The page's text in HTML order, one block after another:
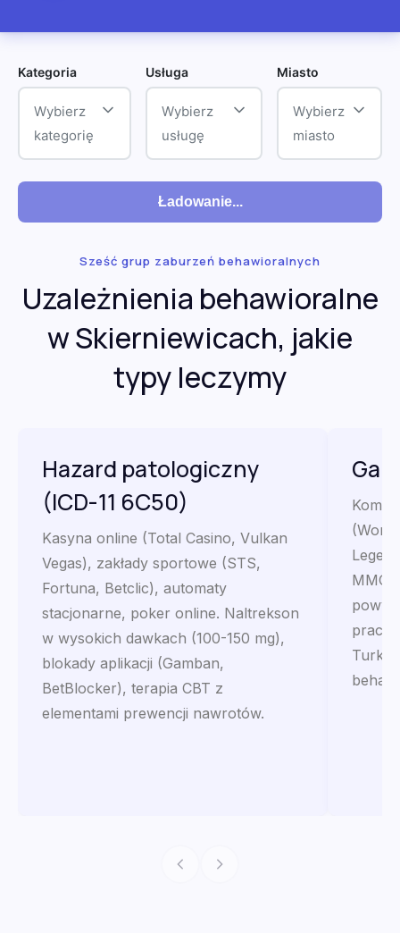
Kategoria
Wybierz
kategorię
Usługa
Wybierz
usługę
Miasto
Wybierz
miasto
Ładowanie...
Sześć grup zaburzeń behawioralnych
Uzależnienia behawioralne
w Skierniewicach, jakie
typy leczymy
Hazard patologiczny
(ICD-11 6C50)
Kasyna online (Total Casino, Vulkan
Vegas), zakłady sportowe (STS,
Fortuna, Betclic), automaty
stacjonarne, poker online. Naltrekson
w wysokich dawkach (100-150 mg),
blokady aplikacji (Gamban,
BetBlocker), terapia CBT z
elementami prewencji nawrotów.
MMO,
pracy,